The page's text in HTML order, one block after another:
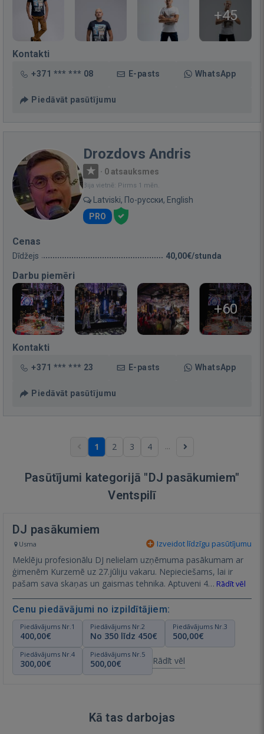
+45
Kontakti
+371 *** *** 08 E-pasts WhatsApp
Piedāvāt pasūtījumu
Drozdovs Andris
· 0 atsauksmes
Bija vietnē: Pirms 1 mēn.
Latviski, По-русски, English
PRO
Cenas
Dīdžejs 40,00€/stunda
Darbu piemēri
+60
Kontakti
+371 *** *** 23 E-pasts WhatsApp
Piedāvāt pasūtījumu
1 2 3 4 ...
Pasūtījumi kategorijā "DJ pasākumiem"
Ventspilī
DJ pasākumiem
Usma Izveidot līdzīgu pasūtījumu
Meklēju profesionālu DJ nelielam uzņēmuma pasākumam ar
ģimenēm Kurzemē uz 27.jūliju vakaru. Nepieciešams, lai ir
pašam sava skaņas un gaismas tehnika. Aptuveni 4… Rādīt vēl
Cenu piedāvājumi no izpildītājiem:
Piedāvājums Nr.1
400,00€
Piedāvājums Nr.2
No 350 līdz 450€
Piedāvājums Nr.3
500,00€
Piedāvājums Nr.4
300,00€
Piedāvājums Nr.5
500,00€ Rādīt vēl
Kā tas darbojas